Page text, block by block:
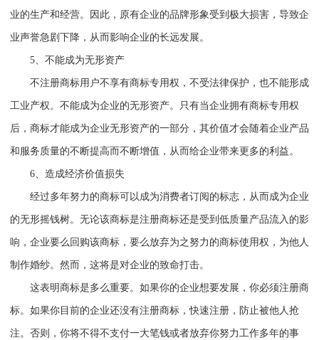
业的生产和经营。因此，原有企业的品牌形象受到极大损害，导致企
业声誉急剧下降，从而影响企业的长远发展。
5、不能成为无形资产
不注册商标用户不享有商标专用权，不受法律保护，也不能形成
工业产权。不能成为企业的无形资产。只有当企业拥有商标专用权
后，商标才能成为企业无形资产的一部分，其价值才会随着企业产品
和服务质量的不断提高而不断增值，从而给企业带来更多的利益。
6、造成经济价值损失
经过多年努力的商标可以成为消费者订阅的标志，从而成为企业
的无形摇钱树。无论该商标是注册商标还是受到低质量产品流入的影
响，企业要么回购该商标，要么放弃为之努力的商标使用权，为他人
制作婚纱。然而，这将是对企业的致命打击。
这表明商标是多么重要。如果你的企业想要发展，你必须注册商
标。如果你目前的企业还没有注册商标，快速注册，防止被他人抢
注。否则，你将不得不支付一大笔钱或者放弃你努力工作多年的事